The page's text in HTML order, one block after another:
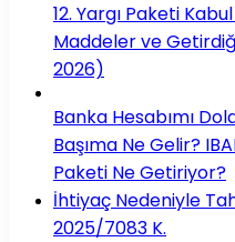
12. Yargı Paketi
Maddeler ve
2026)
Banka Hesabımı
Başıma Ne Gelir?
Paketi Ne Getiriyor?
İhtiyaç Nedeniyle
2025/7083 K.